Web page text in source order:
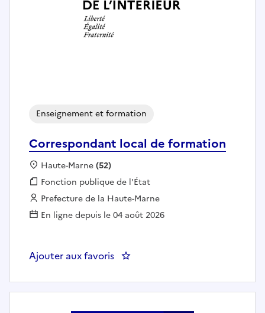
Correspondant local de formation
Enseignement et formation
Localisation :
Haute-Marne(52)
Fonction publique :
Fonction publique de l'État
Employeur :
Prefecture de la Haute-Marne
En ligne depuis le 04 août 2026
Ajouter aux favoris : Correspondant local de